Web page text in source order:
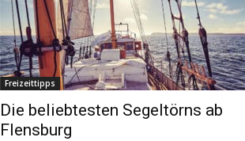
Freizeittipps
Die beliebtesten Segeltörns ab
Flensburg